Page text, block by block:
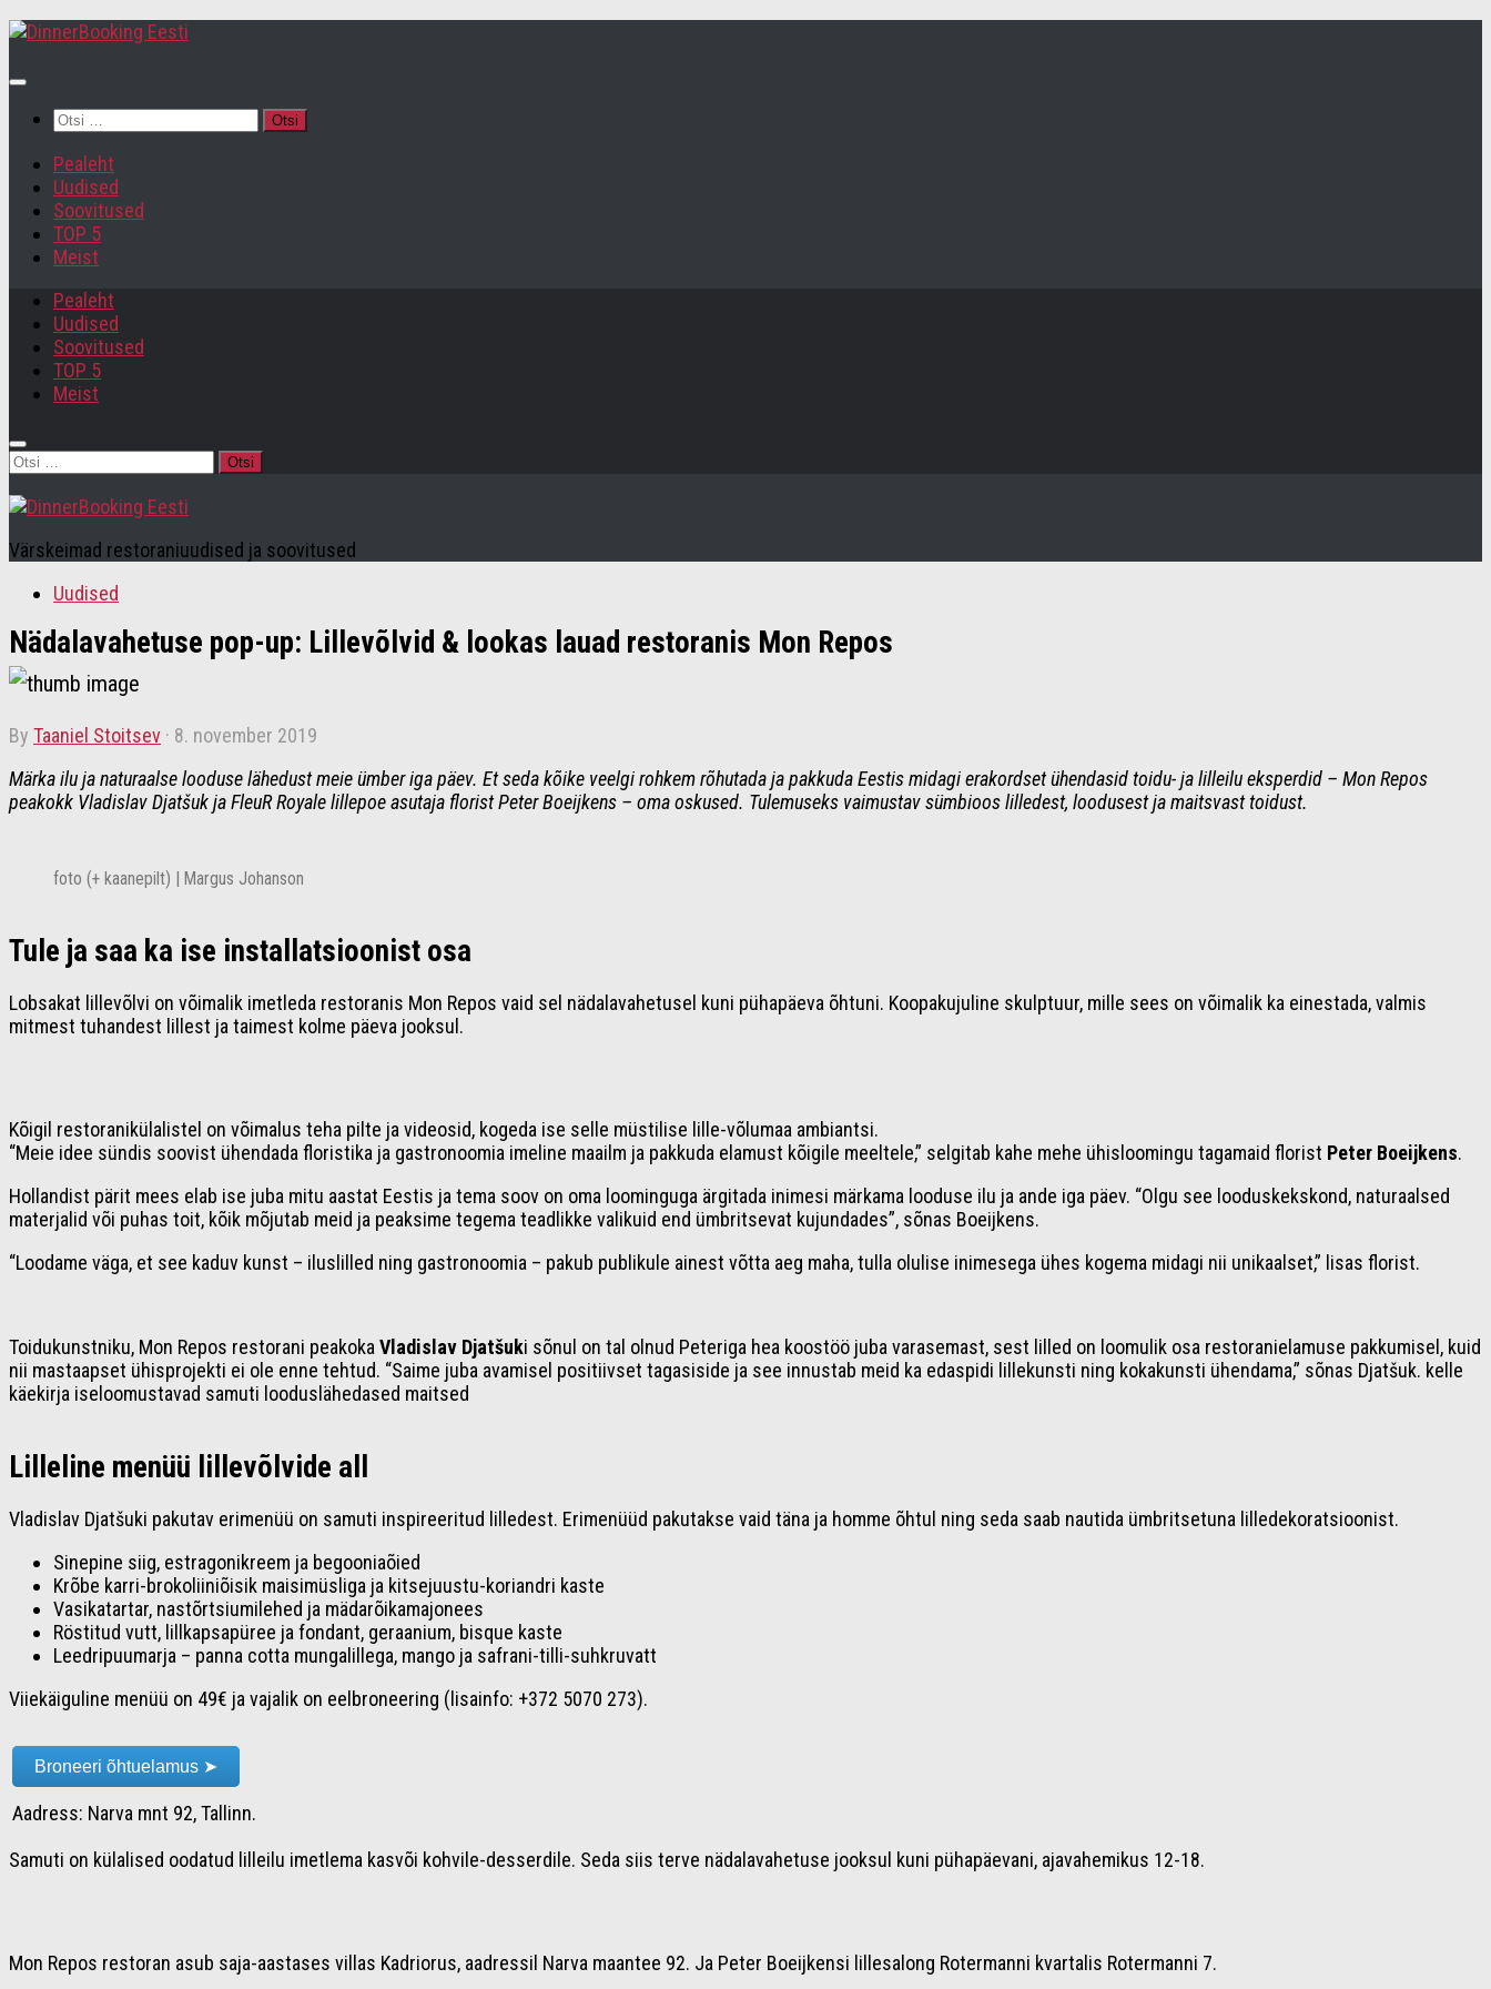
Otsi:
Pealeht
Uudised
Soovitused
TOP 5
Meist
Pealeht
Uudised
Soovitused
TOP 5
Meist
Otsi:
Värskeimad restoraniuudised ja soovitused
Uudised
Nädalavahetuse pop-up: Lillevõlvid & lookas lauad restoranis Mon Repos
by Taaniel Stoitsev · 8. november 2019
Märka ilu ja naturaalse looduse lähedust meie ümber iga päev. Et seda kõike veelgi rohkem rõhutada ja pakkuda Eestis midagi erakordset ühendasid toidu- ja lilleilu eksperdid – Mon Repos
peakokk Vladislav Djatšuk ja FleuR Royale lillepoe asutaja florist Peter Boeijkens – oma oskused. Tulemuseks vaimustav sümbioos lilledest, loodusest ja maitsvast toidust.
foto (+ kaanepilt) | Margus Johanson
Tule ja saa ka ise installatsioonist osa
Lobsakat lillevõlvi on võimalik imetleda restoranis Mon Repos vaid sel nädalavahetusel kuni pühapäeva õhtuni. Koopakujuline skulptuur, mille sees on võimalik ka einestada, valmis
mitmest tuhandest lillest ja taimest kolme päeva jooksul.
Kõigil restoranikülalistel on võimalus teha pilte ja videosid, kogeda ise selle müstilise lille-võlumaa ambiantsi.
“Meie idee sündis soovist ühendada floristika ja gastronoomia imeline maailm ja pakkuda elamust kõigile meeltele,” selgitab kahe mehe ühisloomingu tagamaid florist Peter Boeijkens.
Hollandist pärit mees elab ise juba mitu aastat Eestis ja tema soov on oma loominguga ärgitada inimesi märkama looduse ilu ja ande iga päev. “Olgu see looduskekskond, naturaalsed
materjalid või puhas toit, kõik mõjutab meid ja peaksime tegema teadlikke valikuid end ümbritsevat kujundades”, sõnas Boeijkens.
“Loodame väga, et see kaduv kunst – iluslilled ning gastronoomia – pakub publikule ainest võtta aeg maha, tulla olulise inimesega ühes kogema midagi nii unikaalset,” lisas florist.
Toidukunstniku, Mon Repos restorani peakoka Vladislav Djatšuki sõnul on tal olnud Peteriga hea koostöö juba varasemast, sest lilled on loomulik osa restoranielamuse pakkumisel, kuid
nii mastaapset ühisprojekti ei ole enne tehtud. “Saime juba avamisel positiivset tagasiside ja see innustab meid ka edaspidi lillekunsti ning kokakunsti ühendama,” sõnas Djatšuk. kelle
käekirja iseloomustavad samuti looduslähedased maitsed
Lilleline menüü lillevõlvide all
Vladislav Djatšuki pakutav erimenüü on samuti inspireeritud lilledest. Erimenüüd pakutakse vaid täna ja homme õhtul ning seda saab nautida ümbritsetuna lilledekoratsioonist.
Sinepine siig, estragonikreem ja begooniaõied
Krõbe karri-brokoliiniõisik maisimüsliga ja kitsejuustu-koriandri kaste
Vasikatartar, nastõrtsiumilehed ja mädarõikamajonees
Röstitud vutt, lillkapsapüree ja fondant, geraanium, bisque kaste
Leedripuumarja – panna cotta mungalillega, mango ja safrani-tilli-suhkruvatt
Viiekäiguline menüü on 49€ ja vajalik on eelbroneering (lisainfo: +372 5070 273).
Broneeri õhtuelamus ➤
Aadress: Narva mnt 92, Tallinn.
Samuti on külalised oodatud lilleilu imetlema kasvõi kohvile-desserdile. Seda siis terve nädalavahetuse jooksul kuni pühapäevani, ajavahemikus 12-18.
Mon Repos restoran asub saja-aastases villas Kadriorus, aadressil Narva maantee 92. Ja Peter Boeijkensi lillesalong Rotermanni kvartalis Rotermanni 7.